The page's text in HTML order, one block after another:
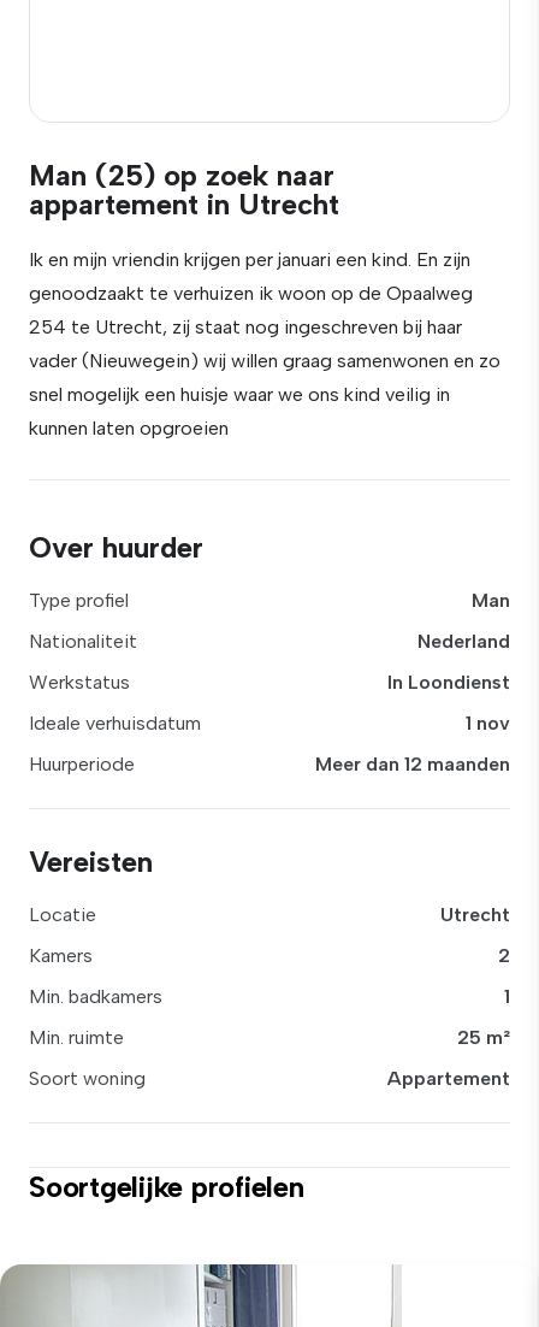
Man (25) op zoek naar
appartement in Utrecht
Ik en mijn vriendin krijgen per januari een kind. En zijn
genoodzaakt te verhuizen ik woon op de Opaalweg
254 te Utrecht, zij staat nog ingeschreven bij haar
vader (Nieuwegein) wij willen graag samenwonen en zo
snel mogelijk een huisje waar we ons kind veilig in
kunnen laten opgroeien
Over huurder
Type profiel
Man
Nationaliteit
Nederland
Werkstatus
In Loondienst
Ideale verhuisdatum
1 nov
Huurperiode
Meer dan 12 maanden
Vereisten
Locatie
Utrecht
Kamers
2
Min. badkamers
1
Min. ruimte
25 m²
Soort woning
Appartement
Soortgelijke profielen